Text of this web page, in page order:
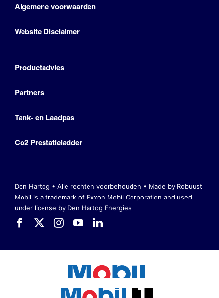
Algemene voorwaarden
Website Disclaimer
Productadvies
Partners
Tank- en Laadpas
Co2 Prestatieladder
Den Hartog • Alle rechten voorbehouden • Made by Robuust
Mobil is a trademark of Exxon Mobil Corporation and used
under license by Den Hartog Energies